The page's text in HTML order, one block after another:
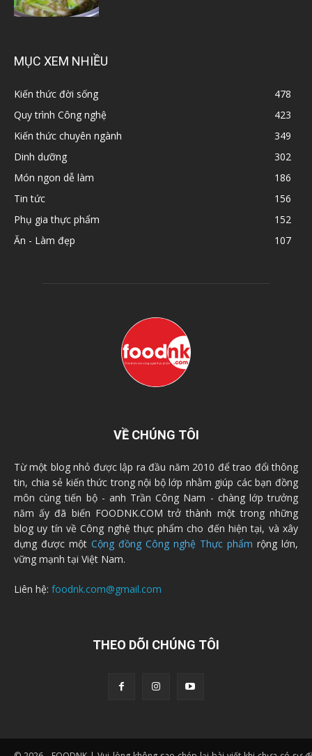
MỤC XEM NHIỀU
Kiến thức đời sống
478
Quy trình Công nghệ
423
Kiến thức chuyên ngành
349
Dinh dưỡng
302
Món ngon dễ làm
186
Tin tức
156
Phụ gia thực phẩm
152
Ăn - Làm đẹp
107
VỀ CHÚNG TÔI
Từ một blog nhỏ được lập ra đầu năm 2010 để trao đổi thông
tin, chia sẻ kiến thức trong nội bộ lớp nhằm giúp các bạn đồng
môn cùng tiến bộ - anh Trần Công Nam - chàng lớp trưởng
năm ấy đã biến FOODNK.COM trở thành một trong những
blog uy tín về Công nghệ thực phẩm cho đến hiện tại, và xây
dựng được một Cộng đồng Công nghệ Thực phẩm rộng lớn,
vững mạnh tại Việt Nam.
Liên hệ: foodnk.com@gmail.com
THEO DÕI CHÚNG TÔI